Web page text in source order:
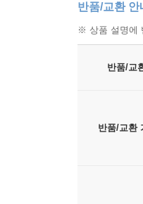
반품/교환 안
※ 상품 설명에
반품/교
반품/교환